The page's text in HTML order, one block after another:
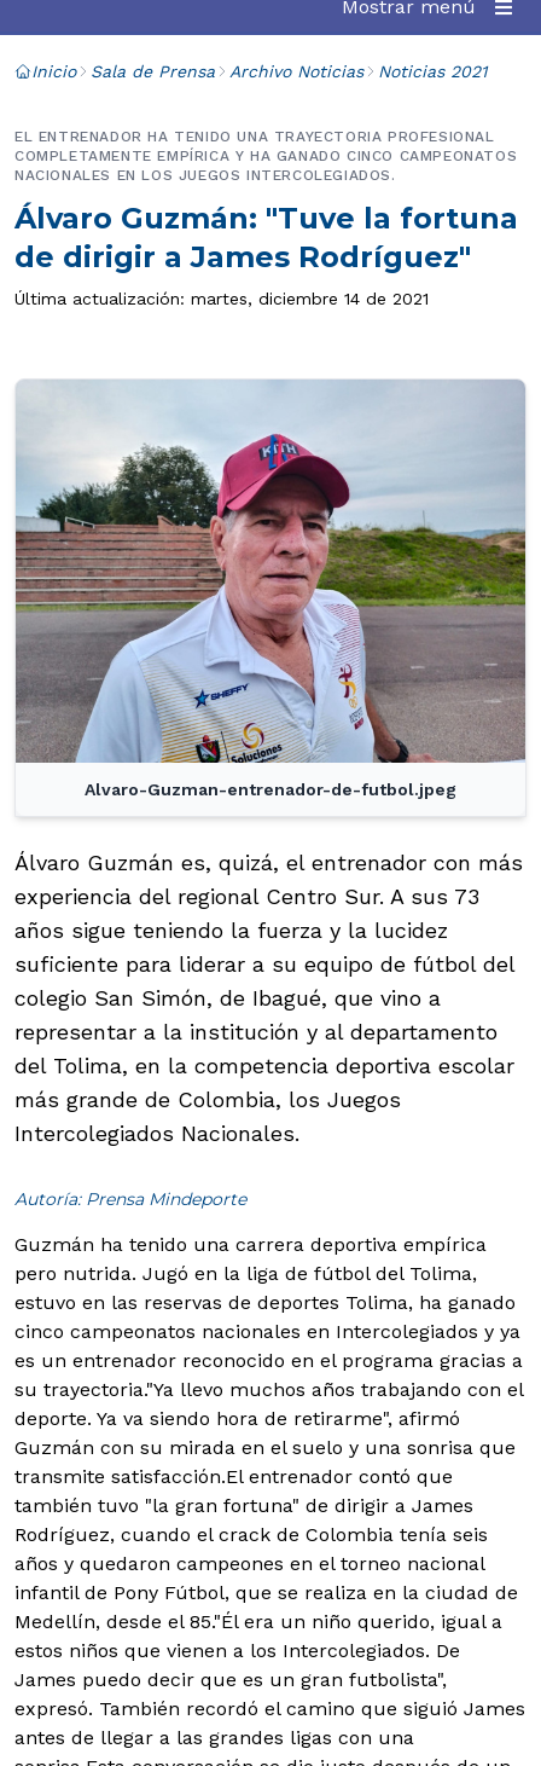
Mostrar menú
Inicio Sala de Prensa Archivo Noticias Noticias 2021
Álvaro Guzmán: "Tuve la fortuna
de dirigir a James Rodríguez"
EL ENTRENADOR HA TENIDO UNA TRAYECTORIA PROFESIONAL
COMPLETAMENTE EMPÍRICA Y HA GANADO CINCO CAMPEONATOS
NACIONALES EN LOS JUEGOS INTERCOLEGIADOS.
Última actualización: martes, diciembre 14 de 2021
Alvaro-Guzman-entrenador-de-futbol.jpeg
Álvaro Guzmán es, quizá, el entrenador con más
experiencia del regional Centro Sur. A sus 73
años sigue teniendo la fuerza y la lucidez
suficiente para liderar a su equipo de fútbol del
colegio San Simón, de Ibagué, que vino a
representar a la institución y al departamento
del Tolima, en la competencia deportiva escolar
más grande de Colombia, los Juegos
Intercolegiados Nacionales.
Autoría: Prensa Mindeporte
Guzmán ha tenido una carrera deportiva empírica
pero nutrida. Jugó en la liga de fútbol del Tolima,
estuvo en las reservas de deportes Tolima, ha ganado
cinco campeonatos nacionales en Intercolegiados y ya
es un entrenador reconocido en el programa gracias a
su trayectoria."Ya llevo muchos años trabajando con el
deporte. Ya va siendo hora de retirarme", afirmó
Guzmán con su mirada en el suelo y una sonrisa que
transmite satisfacción.El entrenador contó que
también tuvo "la gran fortuna" de dirigir a James
Rodríguez, cuando el crack de Colombia tenía seis
años y quedaron campeones en el torneo nacional
infantil de Pony Fútbol, que se realiza en la ciudad de
Medellín, desde el 85."Él era un niño querido, igual a
estos niños que vienen a los Intercolegiados. De
James puedo decir que es un gran futbolista",
expresó. También recordó el camino que siguió James
antes de llegar a las grandes ligas con una